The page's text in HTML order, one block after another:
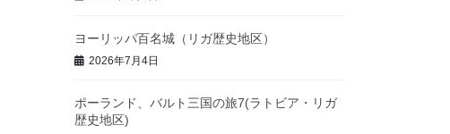
ヨーリッパ百名城（リガ歴史地区）
2026年7月4日
ポーランド、バルト三国の旅7(ラトビア・リガ
歴史地区)